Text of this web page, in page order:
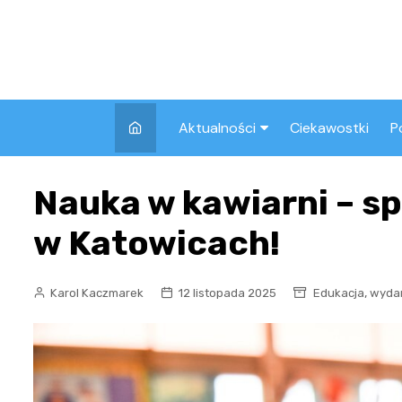
Aktualności
Pozostałe
Ciekawostki
Nauka w kawiarni –
w Katowicach!
Karol Kaczmarek 12 listopada 2025 Edukacja,